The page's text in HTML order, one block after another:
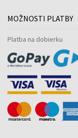
MOŽNOSTI PLATBY
Platba na dobierku